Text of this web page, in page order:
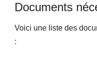
Documents
Voici une liste des
: